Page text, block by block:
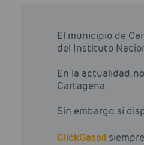
El municipio de
del Instituto
En la actualidad,
Cartagena.
Sin embargo, sí
ClickGasoil